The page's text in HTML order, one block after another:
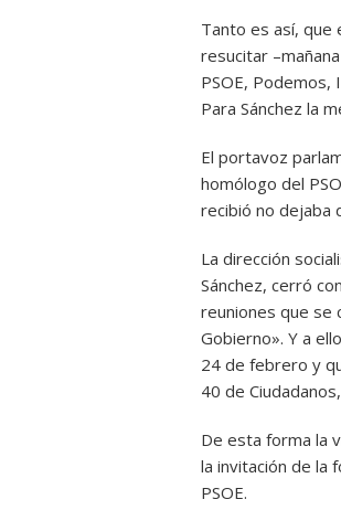
Tanto es así, que
resucitar
PSOE, Podemos,
Para Sánchez la
El portavoz
homólogo del
recibió no dejaba
La dirección
Sánchez, cerró
reuniones que se
Gobierno». Y a
24 de febrero y
40 de
De esta forma la
la invitación de la
PSOE.